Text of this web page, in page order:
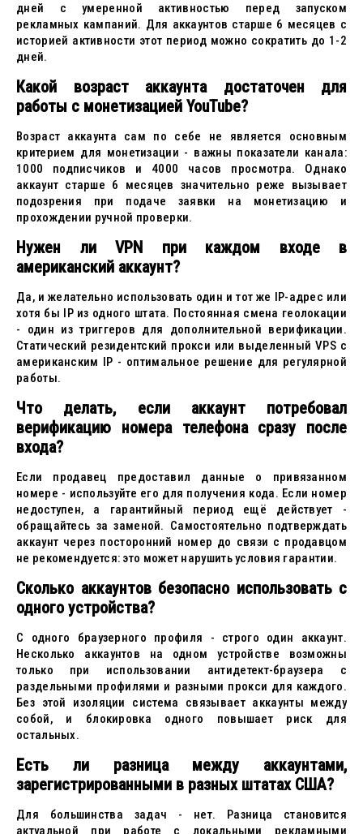
дней с умеренной активностью перед запуском
рекламных кампаний. Для аккаунтов старше 6 месяцев с
историей активности этот период можно сократить до 1-2
дней.
Какой возраст аккаунта достаточен для
работы с монетизацией YouTube?
Возраст аккаунта сам по себе не является основным
критерием для монетизации - важны показатели канала:
1000 подписчиков и 4000 часов просмотра. Однако
аккаунт старше 6 месяцев значительно реже вызывает
подозрения при подаче заявки на монетизацию и
прохождении ручной проверки.
Нужен ли VPN при каждом входе в
американский аккаунт?
Да, и желательно использовать один и тот же IP-адрес или
хотя бы IP из одного штата. Постоянная смена геолокации
- один из триггеров для дополнительной верификации.
Статический резидентский прокси или выделенный VPS с
американским IP - оптимальное решение для регулярной
работы.
Что делать, если аккаунт потребовал
верификацию номера телефона сразу после
входа?
Если продавец предоставил данные о привязанном
номере - используйте его для получения кода. Если номер
недоступен, а гарантийный период ещё действует -
обращайтесь за заменой. Самостоятельно подтверждать
аккаунт через посторонний номер до связи с продавцом
не рекомендуется: это может нарушить условия гарантии.
Сколько аккаунтов безопасно использовать с
одного устройства?
С одного браузерного профиля - строго один аккаунт.
Несколько аккаунтов на одном устройстве возможны
только при использовании антидетект-браузера с
раздельными профилями и разными прокси для каждого.
Без этой изоляции система связывает аккаунты между
собой, и блокировка одного повышает риск для
остальных.
Есть ли разница между аккаунтами,
зарегистрированными в разных штатах США?
Для большинства задач - нет. Разница становится
актуальной при работе с локальными рекламными